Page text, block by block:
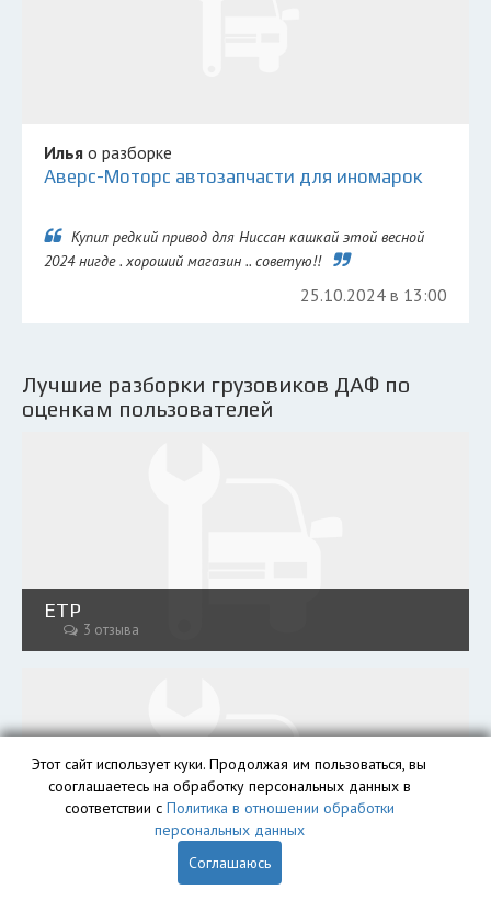
Илья о разборке
Аверс-Моторс автозапчасти для иномарок
Купил редкий привод для Ниссан кашкай этой весной
2024 нигде . хороший магазин .. советую!!
25.10.2024 в 13:00
Лучшие разборки грузовиков ДАФ по
оценкам пользователей
ЕТР
3 отзыва
Автохаос в Янино
Этот сайт использует куки. Продолжая им пользоваться, вы
сооглашаетесь на обработку персональных данных в
соответствии с Политика в отношении обработки
персональных данных
Соглашаюсь